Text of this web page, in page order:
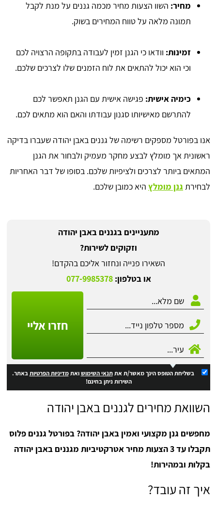
מחיר: השוו הצעות מחיר מכמה גננים על מנת לקבל
תמונה מלאה על טווח המחירים בשוק.
זמינות: וודאו כי הגנן זמין לעבודה בתקופה הרצויה לכם
וכי הוא יכול להתאים את לוח הזמנים שלו לצרכים שלכם.
כימיה אישית: פגישה אישית עם הגנן תאפשר לכם
להתרשם מאישיותו סגנון עבודתו והאם הוא מתאים לכם.
אנו בפורטל מספקים רשימה של גננים באבן יהודה שעברו בדיקה
ראשונית אך מומלץ לבצע מחקר מעמיק ולבחור את הגנן
המתאים ביותר לצרכים ולציפיות שלכם. בסופו של דבר האחריות
לבחירת גנן מומלץ היא כמובן שלכם.
מתעניינים בגננים באבן יהודה
וזקוקים לשירות?
השאירו פנייה ונחזור אליכם בהקדם!
או בטלפון:077-9985378
חזרו אליי
בשליחת הטופס הינך מאשר/ת אתתנאי השימושואתמדיניות הפרטיותבאתר.
השירות ניתן בחינם!
השוואת מחירים לגננים באבן יהודה
מחפשים גנן מקצועי ואמין באבן יהודה? בפורטל גננים פלוס
תקבלו עד 3 הצעות מחיר אטרקטיביות מגננים באבן יהודה
בקלות ובמהירות!
איך זה עובד?